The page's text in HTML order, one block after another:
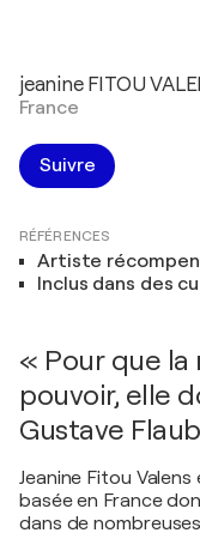
jeanine FITOU
France
Suivre
RÉFÉRENCES
Artiste
Inclus dans des
« Pour que
pouvoir, elle
Gustave
Jeanine Fitou
basée en France
dans de